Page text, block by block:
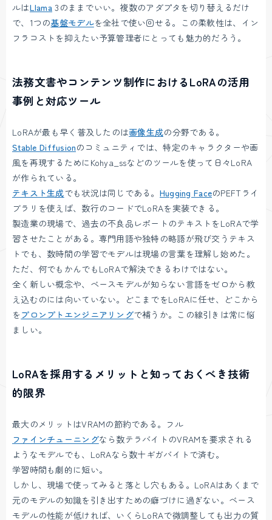
ルはLlama 3のままでいい。複数のアダプタを切り替えるだけ
で、1つの基盤モデルを全社で使い回せる。この柔軟性は、イン
フラコストを抑えたい予算管理者にとっても魅力的だろう。
法務文書やコンテンツ制作におけるLoRAの活用
事例と対応ツール
LoRAが最も早く普及したのは画像生成の分野である。
Stable Diffusionのコミュニティでは、特定のキャラクターや画
風を再現するためにKohya_ssなどのツールを使って日々LoRA
が作られている。
テキスト生成でも状況は同じである。 Hugging FaceのPEFTライ
ブラリを使えば、数行のコードでLoRAを実装できる。
製造業の現場で、過去の不良品レポートのテキストをLoRAで学
習させたことがある。専門用語や独特の略語が飛び交うテキス
トでも、数時間の学習でモデルは現場の言葉を理解し始めた。
ただ、何でもかんでもLoRAで解決できるわけではない。
全く新しい概念や、ベースモデルが知らない言語をゼロから教
え込むのには向いていない。どこまでをLoRAに任せ、どこから
をプロンプトエンジニアリングで補うか。この線引きは常に悩
ましい。
LoRAを採用するメリットと知っておくべき技術
的限界
最大のメリットはVRAMの節約である。フル
ファインチューニングなら数テラバイトのVRAMを要求される
ようなモデルでも、LoRAなら数十ギガバイトで済む。
学習時間も劇的に短い。
しかし、現場で使ってみると落とし穴もある。LoRAはあくまで
元のモデルの知識を引き出すための癖づけに過ぎない。ベース
モデルの性能が低ければ、いくらLoRAで微調整しても出力の質